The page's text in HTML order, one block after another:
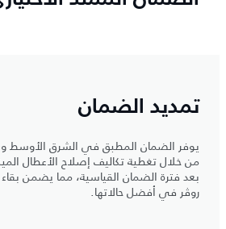
تمديد الضمان
يوفر الضمان المطبق في الشرق الأوسط
من خلال تغطية تكاليف إصلاح الأعطال
بعد فترة الضمان القياسية، مما يضمن
روڤر في أفضل حالاتها.